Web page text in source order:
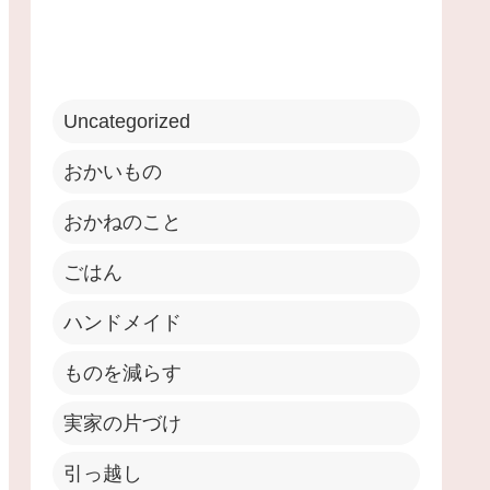
Uncategorized
おかいもの
おかねのこと
ごはん
ハンドメイド
ものを減らす
実家の片づけ
引っ越し